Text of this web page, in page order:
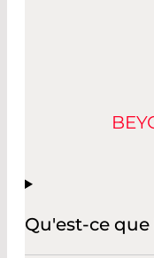
Qu'est-ce que